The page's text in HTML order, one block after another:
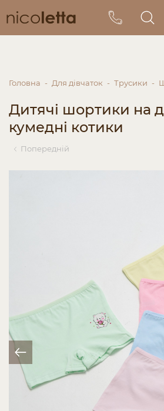
Головна Для дівчаток Трусики
Дитячі шортики на
кумедні котики
Попередній